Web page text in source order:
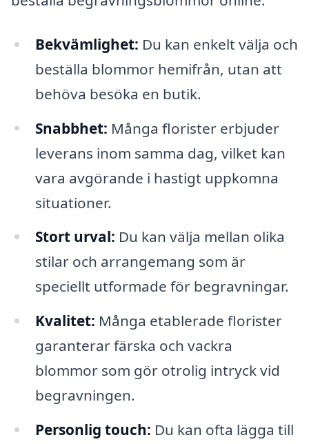
Bekvämlighet: Du kan enkelt välja och
beställa blommor hemifrån, utan att
behöva besöka en butik.
Snabbhet: Många florister erbjuder
leverans inom samma dag, vilket kan
vara avgörande i hastigt uppkomna
situationer.
Stort urval: Du kan välja mellan olika
stilar och arrangemang som är
speciellt utformade för begravningar.
Kvalitet: Många etablerade florister
garanterar färska och vackra
blommor som gör otrolig intryck vid
begravningen.
Personlig touch: Du kan ofta lägga till